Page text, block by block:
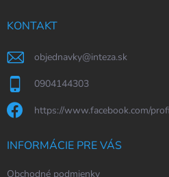
KONTAKT
objednavky@inteza.sk
0904144303
https://www.facebook.com/
INFORMÁCIE PRE VÁS
Obchodné podmienky